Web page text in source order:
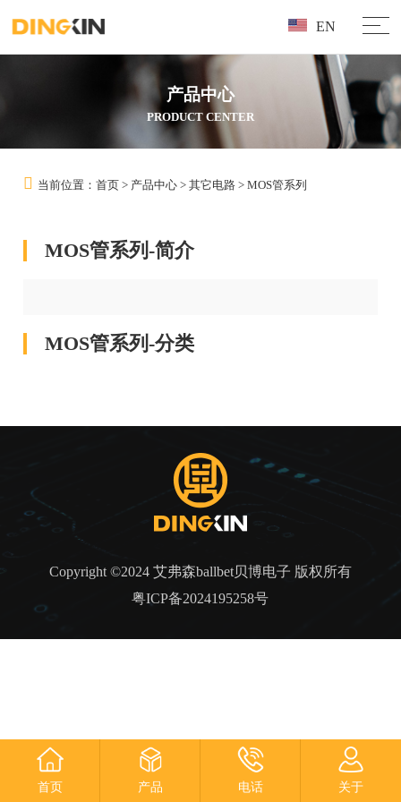
EN
产品中心
PRODUCT CENTER
当前位置：首页 > 产品中心 >其它电路 >MOS管系列
MOS管系列-简介
MOS管系列-分类
Copyright ©2024 艾弗森ballbet贝博电子 版权所有
粤ICP备2024195258号
首页 产品 电话 关于